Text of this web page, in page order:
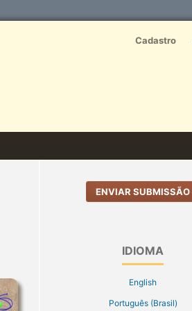
Cadastro
ENVIAR SUBMISSÃO
IDIOMA
English
Português (Brasil)